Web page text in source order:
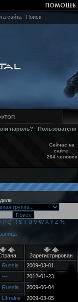
сайта Поиск
пароль? Пользователи
Сейчас на
сайте:
264 человек
P Q R S T U V W X Y Z %
Зарегистрирован
Russia
2009-03-01
---
2012-01-23
Russia
2009-06-04
Ukraine
2009-03-05